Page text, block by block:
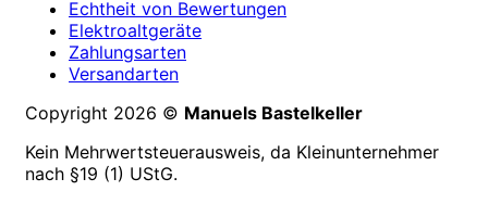
Echtheit von Bewertungen
Elektroaltgeräte
Zahlungsarten
Versandarten
Copyright 2026 © Manuels Bastelkeller
Kein Mehrwertsteuerausweis, da Kleinunternehmer
nach §19 (1) UStG.